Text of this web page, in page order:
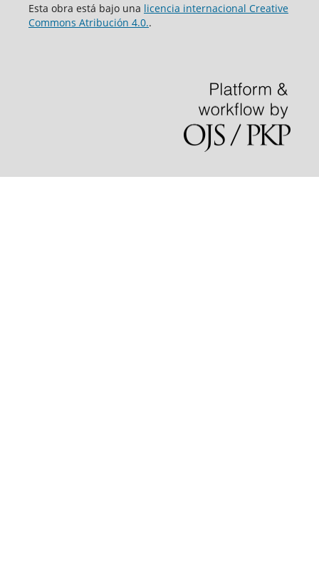
Esta obra está bajo una licencia internacional Creative
Commons Atribución 4.0..